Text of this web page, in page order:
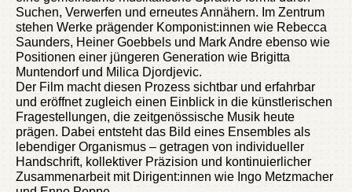
Suchen, Verwerfen und erneutes Annähern. Im Zentrum
stehen Werke prägender Komponist:innen wie Rebecca
Saunders, Heiner Goebbels und Mark Andre ebenso wie
Positionen einer jüngeren Generation wie Brigitta
Muntendorf und Milica Djordjevic.
Der Film macht diesen Prozess sichtbar und erfahrbar
und eröffnet zugleich einen Einblick in die künstlerischen
Fragestellungen, die zeitgenössische Musik heute
prägen. Dabei entsteht das Bild eines Ensembles als
lebendiger Organismus – getragen von individueller
Handschrift, kollektiver Präzision und kontinuierlicher
Zusammenarbeit mit Dirigent:innen wie Ingo Metzmacher